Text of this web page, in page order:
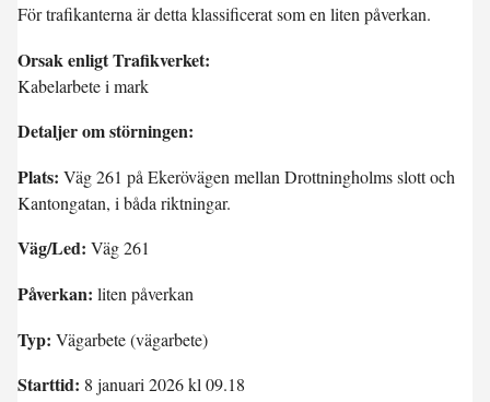
För trafikanterna är detta klassificerat som en liten påverkan.
Orsak enligt Trafikverket:
Kabelarbete i mark
Detaljer om störningen:
Plats: Väg 261 på Ekerövägen mellan Drottningholms slott och
Kantongatan, i båda riktningar.
Väg/Led: Väg 261
Påverkan: liten påverkan
Typ: Vägarbete (vägarbete)
Starttid: 8 januari 2026 kl 09.18